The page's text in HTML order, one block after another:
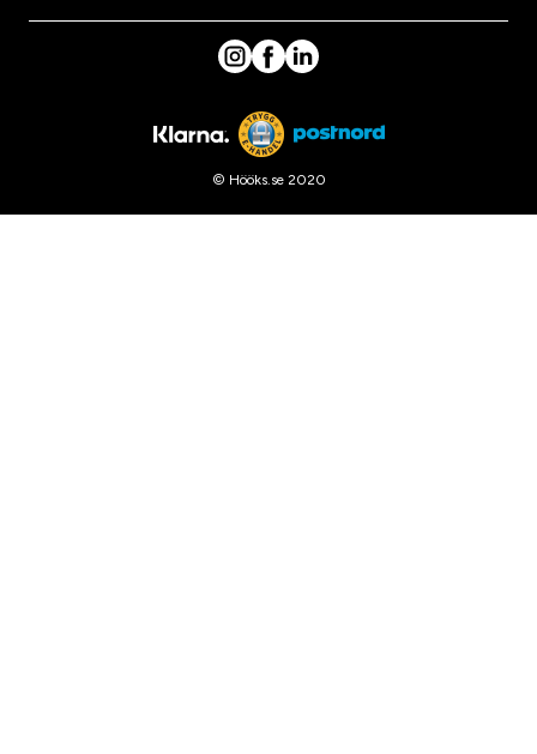
© Hööks.se 2020